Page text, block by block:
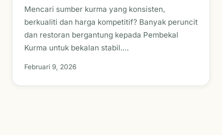
Mencari sumber kurma yang konsisten,
berkualiti dan harga kompetitif? Banyak peruncit
dan restoran bergantung kepada Pembekal
Kurma untuk bekalan stabil.…
Februari 9, 2026